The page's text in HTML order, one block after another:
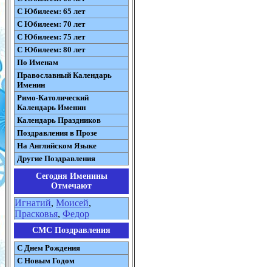
С Юбилеем: 65 лет
С Юбилеем: 70 лет
С Юбилеем: 75 лет
С Юбилеем: 80 лет
По Именам
Православный Календарь
Именин
Римо-Католический
Календарь Именин
Календарь Праздников
Поздравления в Прозе
На Английском Языке
Другие Поздравления
Сегодня Именины
Отмечают
Игнатий, Моисей,
Прасковья, Федор
СМС Поздравления
С Днем Рождения
С Новым Годом